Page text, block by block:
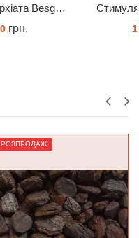
Стимулятор HB-101 Натуральний віталайзер 6 мл
РОЗПРОДАЖ